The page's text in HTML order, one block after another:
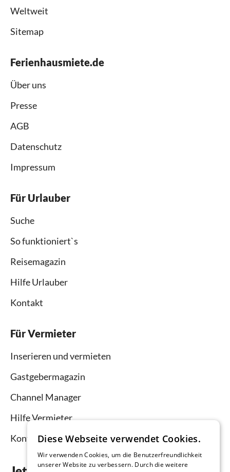
Weltweit
Sitemap
Ferienhausmiete.de
Über uns
Presse
AGB
Datenschutz
Impressum
Für Urlauber
Suche
So funktioniert`s
Reisemagazin
Hilfe Urlauber
Kontakt
Für Vermieter
Inserieren und vermieten
Gastgebermagazin
Channel Manager
Hilfe Vermieter
KontaktDiese Webseite verwendet Cookies.
Wir verwenden Cookies, um die Benutzerfreundlichkeit
unserer Website zu verbessern. Durch die weitere